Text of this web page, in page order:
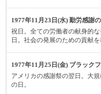
1977年11月23日(水) 勤労感謝の
祝日。全ての労働者の献身的
日。社会の発展のための貢献を
1977年11月25日(金) ブラック
アメリカの感謝祭の翌日。大
の日。